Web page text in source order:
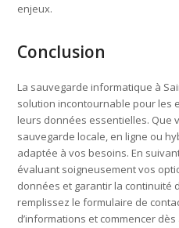
enjeux.
Conclusion
La sauvegarde informatique à
solution incontournable pour les
leurs données essentielles. Que
sauvegarde locale, en ligne ou
adaptée à vos besoins. En
évaluant soigneusement vos
données et garantir la continuité
remplissez le formulaire de
d’informations et commencer